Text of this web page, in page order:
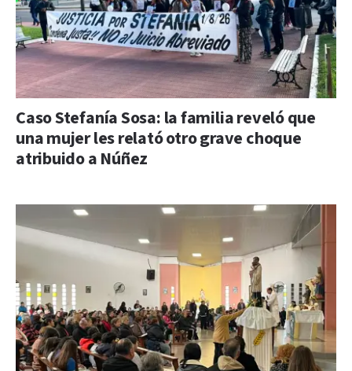
Caso Stefanía Sosa: la familia reveló que
una mujer les relató otro grave choque
atribuido a Núñez